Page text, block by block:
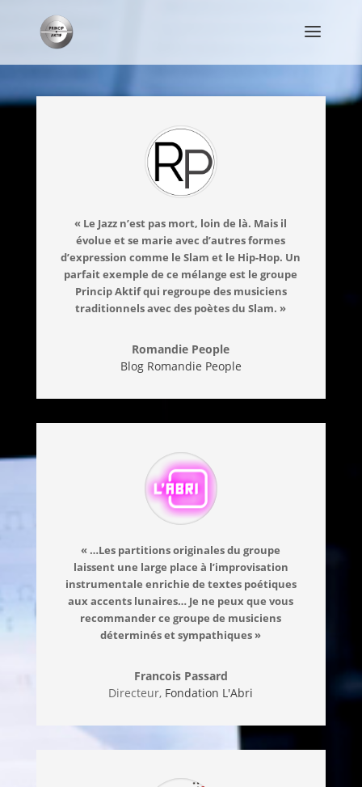
« Le Jazz n’est pas mort, loin de là. Mais il
évolue et se marie avec d’autres formes
d’expression comme le Slam et le Hip-Hop. Un
parfait exemple de ce mélange est le groupe
Princip Aktif qui regroupe des musiciens
traditionnels avec des poètes du Slam. »
Romandie People
Blog Romandie People
« …Les partitions originales du groupe
laissent une large place à l’improvisation
instrumentale enrichie de textes poétiques
aux accents lunaires… Je ne peux que vous
recommander ce groupe de musiciens
déterminés et sympathiques »
Francois Passard
Directeur, Fondation L'Abri